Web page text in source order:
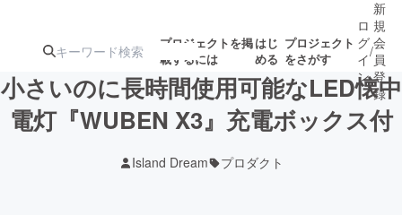
プロジェクトを掲
載するには
はじ
める
プロジェクト
をさがす
ジェクト
募集終了が近いプ
ロジェクト
ロ
グ
イ
ン
/
新
規
会
員
登
録
小さいのに長時間使用可能なLED懐中
電灯『WUBEN X3』充電ボックス付
Island Dream プロダクト